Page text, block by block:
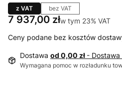
z VAT bez VAT
Cena
7 937,00 złw tym 23% VAT
w tym 23% VAT
Ceny podane bez kosztów
Dostawa od 0,00 zł -
Wymagana pomoc w rozładunku